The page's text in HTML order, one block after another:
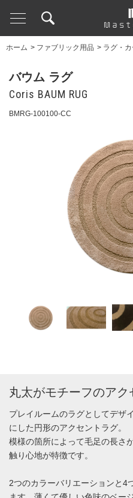
ホーム > ファブリック用品 > ラグ・
バウム ラグ
Coris BAUM RUG
BMRG-100100-CC
丸太がモチーフのアク
プレイルームのラグとしてデザ
にした円形のアクセントラグ。
模様の箇所によって毛足の長さ
触り心地が特徴です。
2つのカラーバリエーションと4